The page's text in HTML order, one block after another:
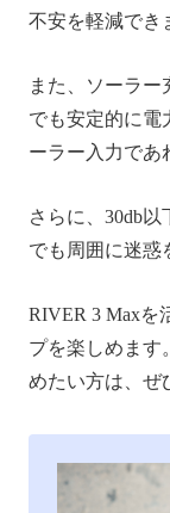
不安を軽減でき
また、ソーラ
でも安定的に電
ーラー入力であ
さらに、30db
でも周囲に迷惑
RIVER 3 Maxを
プを楽しめます
めたい方は、ぜ